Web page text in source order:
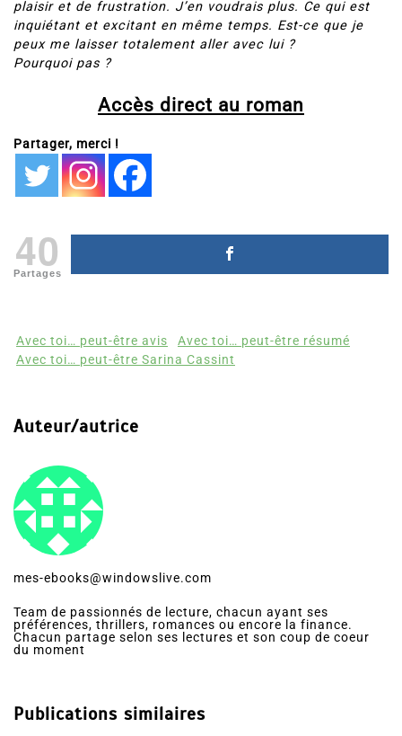
plaisir et de frustration. J’en voudrais plus. Ce qui est
inquiétant et excitant en même temps. Est-ce que je
peux me laisser totalement aller avec lui ?
Pourquoi pas ?
Accès direct au roman
Partager, merci !
40
Partages
Avec toi… peut-être avis
Avec toi… peut-être résumé
Avec toi… peut-être Sarina Cassint
Auteur/autrice
mes-ebooks@windowslive.com
Team de passionnés de lecture, chacun ayant ses
préférences, thrillers, romances ou encore la finance.
Chacun partage selon ses lectures et son coup de coeur
du moment
Publications similaires